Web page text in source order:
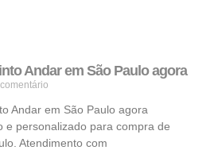
Andar em São Paulo agora
Andar em São Paulo agora
e personalizado para compra de
Atendimento com